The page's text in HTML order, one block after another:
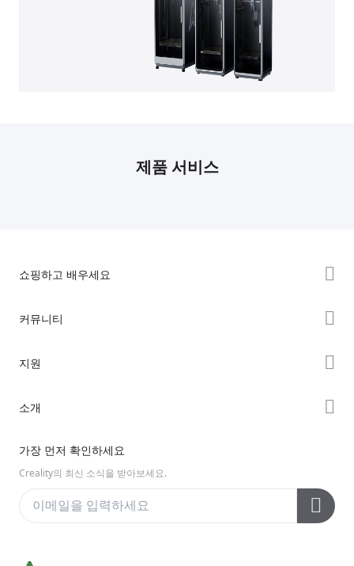
제품 서비스
쇼핑하고 배우세요
Ender 시리즈
커뮤니티
Discord
지원
헬프 센터
비디오 센터
애프터 서비스
소개
문의하기
가장 먼저 확인하세요
Creality의 최신 소식을 받아보세요.